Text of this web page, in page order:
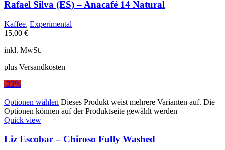
Rafael Silva (ES) – Anacafé 14 Natural
Kaffee, Experimental
15,00 €
inkl. MwSt.
plus Versandkosten
-22%
Optionen wählen Dieses Produkt weist mehrere Varianten auf. Die
Optionen können auf der Produktseite gewählt werden
Quick view
Liz Escobar – Chiroso Fully Washed